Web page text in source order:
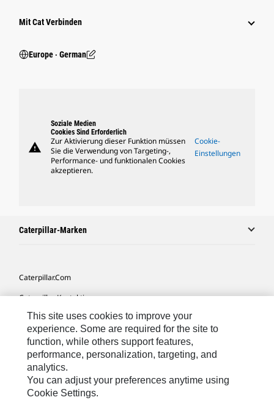
Mit Cat Verbinden
Europe ‧ German
warning
Soziale Medien
Cookies Sind Erforderlich
Zur Aktivierung dieser Funktion müssen
Sie die Verwendung von Targeting-,
Performance- und funktionalen Cookies
akzeptieren.
Cookie-
Einstellungen
Caterpillar-Marken
Caterpillar.com
Caterpillar Kontaktieren
Meine Marketing-Präferenzen
Seitenübersicht
Cookie Settings
Rechtliche Hinweise
This site uses cookies to improve your
experience. Some are required for the site to
function, while others support features,
performance, personalization, targeting, and
analytics.
You can adjust your preferences anytime using
Cookie Settings.